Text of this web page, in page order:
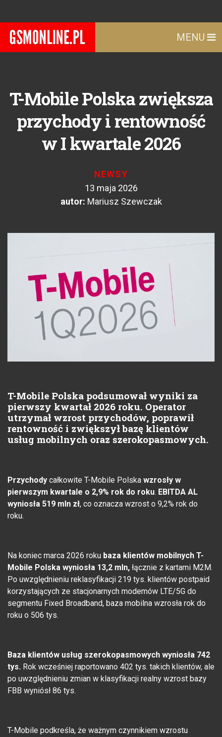
MENU
T-Mobile Polska zwiększa
przychody i rentowność
w I kwartale 2026
NEWSY
13 maja 2026
autor: Mariusz Szewczak
T-Mobile Polska podsumował wyniki za
pierwszy kwartał 2026 roku. Operator
utrzymał wzrost przychodów, poprawił
rentowność i zwiększył bazę klientów
usług mobilnych oraz szerokopasmowych.
Przychody całkowite T-Mobile Polska wzrosły w
pierwszym kwartale o 2,9% rok do roku. EBITDA AL
wyniosła 519 mln zł, co oznacza wzrost o 9,2% rok do
roku.
Na koniec marca 2026 roku baza klientów mobilnych T-
Mobile Polska wyniosła 13,2 mln, łącznie z kartami M2M.
Po uwzględnieniu reklasyfikacji 219 tys. klientów postpaid
korzystających ze stacjonarnych modemów LTE/5G do
segmentu Fixed Broadband, baza mobilna wzrosła rok do
roku o 506 tys.
Baza klientów usług szerokopasmowych wyniosła 742
tys. Rok wcześniej raportowano 402 tys. takich klientów, ale
po uwzględnieniu zmian w klasyfikacji realny wzrost bazy
FBB wyniósł 86 tys.
T-Mobile podkreśla, że ważnym czynnikiem wzrostu